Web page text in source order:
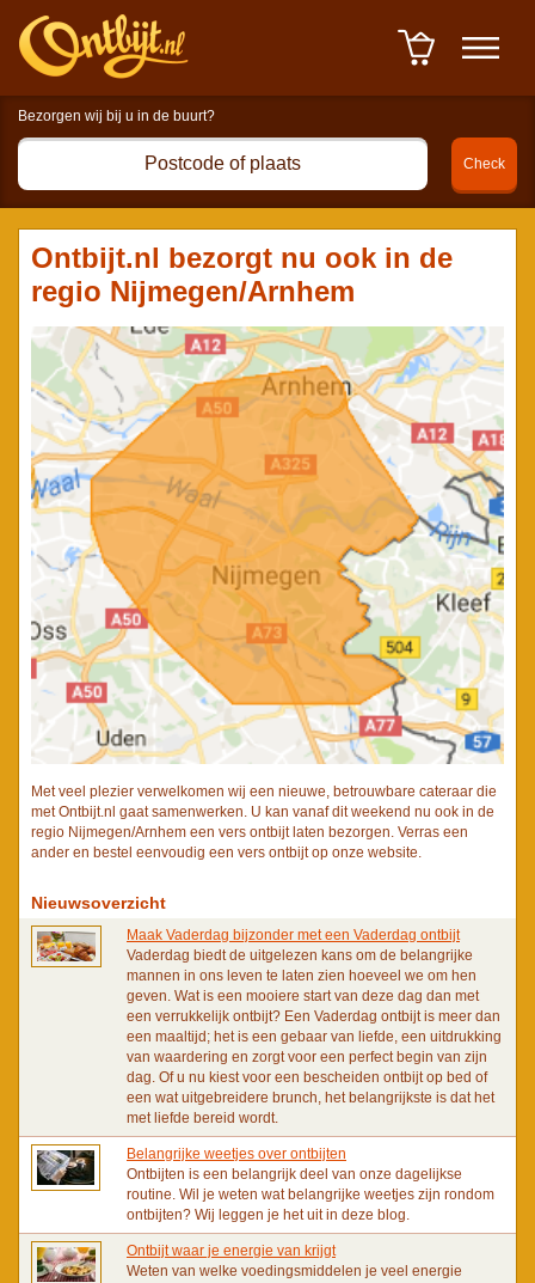
Ontbijt.nl bezorgt nu ook in de
regio Nijmegen/Arnhem
Met veel plezier verwelkomen wij een nieuwe, betrouwbare cateraar die
met Ontbijt.nl gaat samenwerken. U kan vanaf dit weekend nu ook in de
regio Nijmegen/Arnhem een vers ontbijt laten bezorgen. Verras een
ander en bestel eenvoudig een vers ontbijt op onze website.
Nieuwsoverzicht
Maak Vaderdag bijzonder met een Vaderdag ontbijt
Vaderdag biedt de uitgelezen kans om de belangrijke
mannen in ons leven te laten zien hoeveel we om hen
geven. Wat is een mooiere start van deze dag dan met
een verrukkelijk ontbijt? Een Vaderdag ontbijt is meer dan
een maaltijd; het is een gebaar van liefde, een uitdrukking
van waardering en zorgt voor een perfect begin van zijn
dag. Of u nu kiest voor een bescheiden ontbijt op bed of
een wat uitgebreidere brunch, het belangrijkste is dat het
met liefde bereid wordt.
Belangrijke weetjes over ontbijten
Ontbijten is een belangrijk deel van onze dagelijkse
routine. Wil je weten wat belangrijke weetjes zijn rondom
ontbijten? Wij leggen je het uit in deze blog.
Ontbijt waar je energie van krijgt
Weten van welke voedingsmiddelen je veel energie